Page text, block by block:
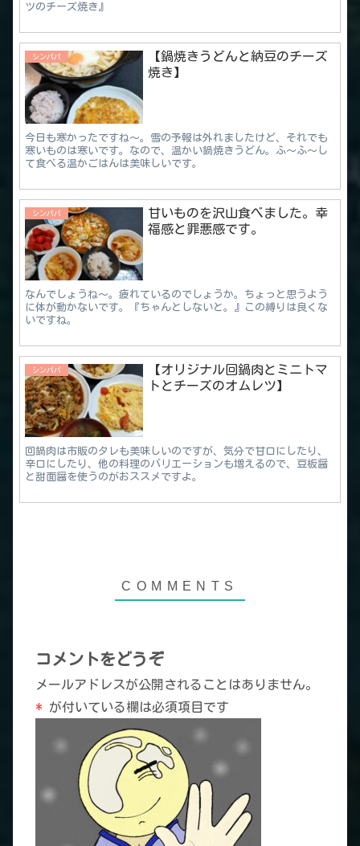
ツのチーズ焼き』
シンパパ
【鍋焼きうどんと納豆のチーズ
焼き】
今日も寒かったですね～。雪の予報は外れましたけど、それでも
寒いものは寒いです。なので、温かい鍋焼きうどん。ふ～ふ～し
て食べる温かごはんは美味しいです。
シンパパ
甘いものを沢山食べました。幸
福感と罪悪感です。
なんでしょうね～。疲れているのでしょうか。ちょっと思うよう
に体が動かないです。『ちゃんとしないと。』この縛りは良くな
いですね。
シンパパ
【オリジナル回鍋肉とミニトマ
トとチーズのオムレツ】
回鍋肉は市販のタレも美味しいのですが、気分で甘口にしたり、
辛口にしたり、他の料理のバリエーションも増えるので、豆板醤
と甜面醤を使うのがおススメですよ。
コメントをどうぞ
メールアドレスが公開されることはありません。
* が付いている欄は必須項目です